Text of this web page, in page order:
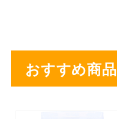
おすすめ商品